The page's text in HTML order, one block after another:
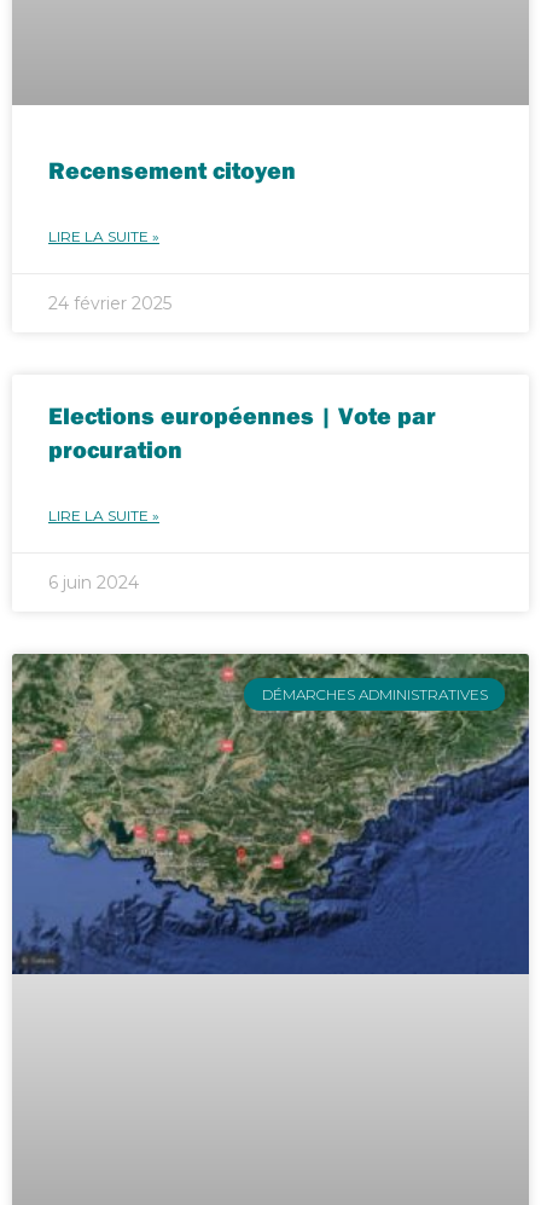
Recensement citoyen
LIRE LA SUITE »
24 février 2025
Elections européennes | Vote par
procuration
LIRE LA SUITE »
6 juin 2024
DÉMARCHES ADMINISTRATIVES